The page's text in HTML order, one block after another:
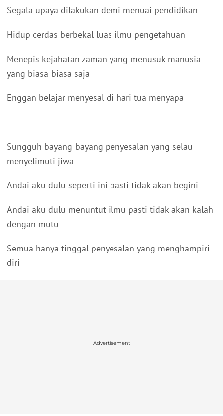
Segala upaya dilakukan demi menuai pendidikan
Hidup cerdas berbekal luas ilmu pengetahuan
Menepis kejahatan zaman yang menusuk manusia
yang biasa-biasa saja
Enggan belajar menyesal di hari tua menyapa
Sungguh bayang-bayang penyesalan yang selau
menyelimuti jiwa
Andai aku dulu seperti ini pasti tidak akan begini
Andai aku dulu menuntut ilmu pasti tidak akan kalah
dengan mutu
Semua hanya tinggal penyesalan yang menghampiri
diri
Advertisement